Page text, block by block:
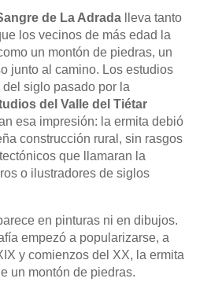
de La Adradalleva tanto
los vecinos de más edad la
un montón de piedras, un
junto al camino. Los estudios
siglo pasado por la
del Valle del Tiétar
esa impresión: la ermita debió
construcción rural, sin rasgos
que llamaran la
o ilustradores de siglos
en pinturas ni en dibujos.
empezó a popularizarse, a
y comienzos del XX, la ermita
un montón de piedras.